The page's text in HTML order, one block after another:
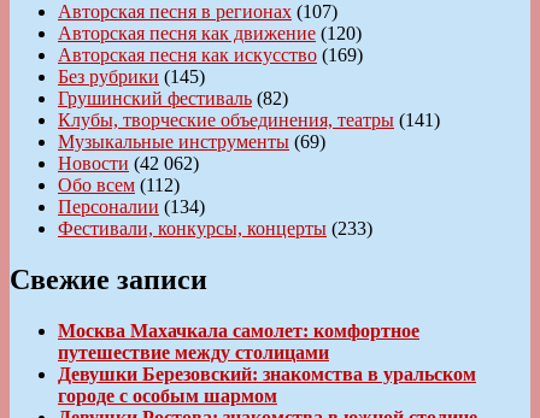
Авторская песня в регионах (107)
Авторская песня как движение (120)
Авторская песня как искусство (169)
Без рубрики (145)
Грушинский фестиваль (82)
Клубы, творческие объединения, театры (141)
Музыкальные инструменты (69)
Новости (42 062)
Обо всем (112)
Персоналии (134)
Фестивали, конкурсы, концерты (233)
Свежие записи
Москва Махачкала самолет: комфортное
путешествие между столицами
Девушки Березовский: знакомства в уральском
городе с особым шармом